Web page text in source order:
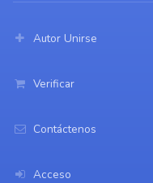
Autor Unirse
Verificar
Contáctenos
Acceso